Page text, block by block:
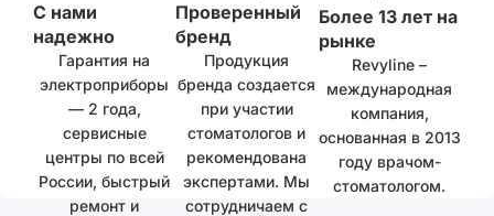
С нами
надежно
Гарантия на
электроприборы
— 2 года,
сервисные
центры по всей
России, быстрый
ремонт и
Проверенный
бренд
Продукция
бренда создается
при участии
стоматологов и
рекомендована
экспертами. Мы
сотрудничаем с
Более 13 лет на
рынке
Revyline –
международная
компания,
основанная в 2013
году врачом-
стоматологом.